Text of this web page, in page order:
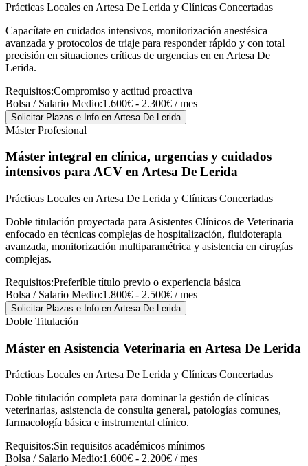
Prácticas Locales en Artesa De Lerida y Clínicas Concertadas
Capacítate en cuidados intensivos, monitorización anestésica
avanzada y protocolos de triaje para responder rápido y con total
precisión en situaciones críticas de urgencias en en Artesa De
Lerida.
Requisitos:Compromiso y actitud proactiva
Bolsa / Salario Medio:1.600€ - 2.300€ / mes
Solicitar Plazas e Info en Artesa De Lerida
Máster Profesional
Máster integral en clínica, urgencias y cuidados
intensivos para ACV en Artesa De Lerida
Prácticas Locales en Artesa De Lerida y Clínicas Concertadas
Doble titulación proyectada para Asistentes Clínicos de Veterinaria
enfocado en técnicas complejas de hospitalización, fluidoterapia
avanzada, monitorización multiparamétrica y asistencia en cirugías
complejas.
Requisitos:Preferible título previo o experiencia básica
Bolsa / Salario Medio:1.800€ - 2.500€ / mes
Solicitar Plazas e Info en Artesa De Lerida
Doble Titulación
Máster en Asistencia Veterinaria en Artesa De Lerida
Prácticas Locales en Artesa De Lerida y Clínicas Concertadas
Doble titulación completa para dominar la gestión de clínicas
veterinarias, asistencia de consulta general, patologías comunes,
farmacología básica e instrumental clínico.
Requisitos:Sin requisitos académicos mínimos
Bolsa / Salario Medio:1.600€ - 2.200€ / mes